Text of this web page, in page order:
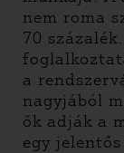
nem roma
70
a
nagyjából
ők adják a
egy